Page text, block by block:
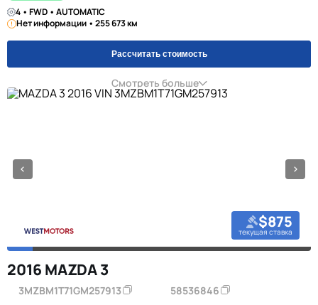
4 • FWD • AUTOMATIC
Нет информации • 255 673 км
Рассчитать стоимость
Смотреть больше
$875
текущая ставка
2016 MAZDA 3
3MZBM1T71GM257913 58536846